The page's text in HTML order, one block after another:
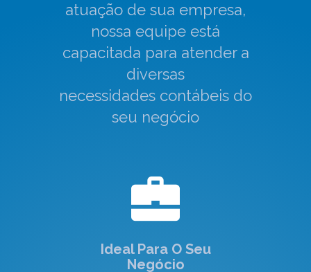
atuação de sua empresa,
nossa equipe está
capacitada para atender a
diversas
necessidades contábeis do
seu negócio
Ideal Para O Seu
Negócio